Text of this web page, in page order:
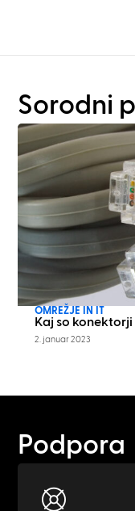
Sorodni
OMREŽJE IN IT
Kaj so konektorji
2. januar 2023
Podpora